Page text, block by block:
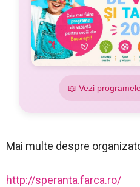
📖 Vezi
Mai multe despre
http://speranta.farca.ro/